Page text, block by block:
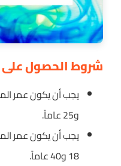
شروط الحصول على
و25 عاماً.
يجب أن يكون عمر
18 و40 عاماً.